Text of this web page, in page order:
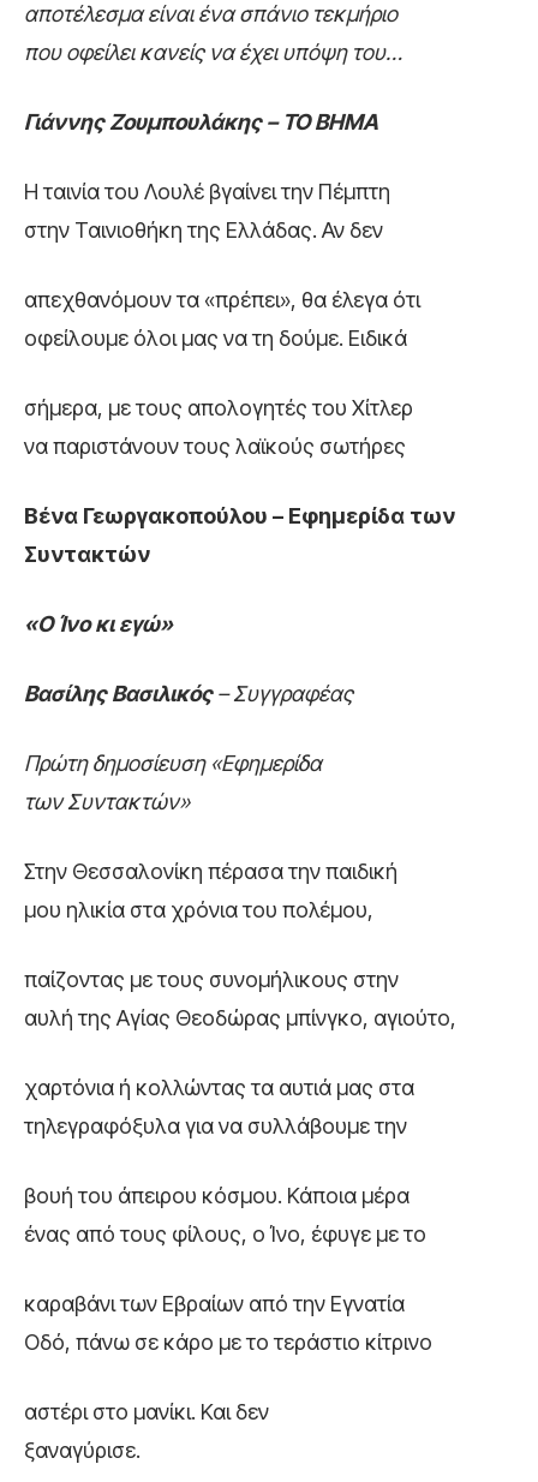
αποτέλεσμα είναι ένα σπάνιο τεκμήριο
που οφείλει κανείς να έχει υπόψη του…
Γιάννης Ζουμπουλάκης – ΤΟ ΒΗΜΑ
Η ταινία του Λουλέ βγαίνει την Πέμπτη
στην Ταινιοθήκη της Ελλάδας. Αν δεν
απεχθανόμουν τα «πρέπει», θα έλεγα ότι
οφείλουμε όλοι μας να τη δούμε. Ειδικά
σήμερα, με τους απολογητές του Χίτλερ
να παριστάνουν τους λαϊκούς σωτήρες
Βένα Γεωργακοπούλου – Εφημερίδα των
Συντακτών
«Ο Ίνο κι εγώ»
Βασίλης Βασιλικός– Συγγραφέας
Πρώτη δημοσίευση «Εφημερίδα
των Συντακτών»
Στην Θεσσαλονίκη πέρασα την παιδική
μου ηλικία στα χρόνια του πολέμου,
παίζοντας με τους συνομήλικους στην
αυλή της Αγίας Θεοδώρας μπίνγκο, αγιούτο,
χαρτόνια ή κολλώντας τα αυτιά μας στα
τηλεγραφόξυλα για να συλλάβουμε την
βουή του άπειρου κόσμου. Κάποια μέρα
ένας από τους φίλους, ο Ίνο, έφυγε με το
καραβάνι των Εβραίων από την Εγνατία
Οδό, πάνω σε κάρο με το τεράστιο κίτρινο
αστέρι στο μανίκι. Και δεν
ξαναγύρισε.